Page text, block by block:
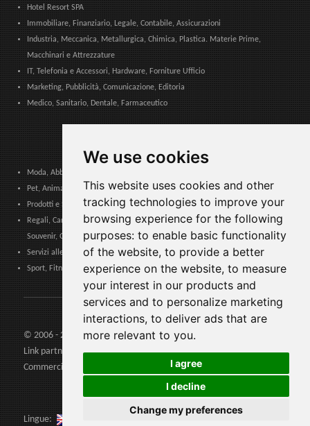
We use cookies
This website uses cookies and other
tracking technologies to improve your
browsing experience for the following
purposes: to enable basic functionality
of the website, to provide a better
experience on the website, to measure
your interest in our products and
services and to personalize marketing
interactions, to deliver ads that are
more relevant to you.
I agree
I decline
Change my preferences
Hotel Resort SPA
Immobiliare, Finanziario, Legale, Contabile, Assicurazioni
Industria, Meccanica, Metallurgica, Chimica, Plastica. Materie Prime,
Macchinari e Attrezzature
IT, Telefonia e Accessori, Hardware, Forniture Ufficio
Marketing, Pubblicità, Comunicazione, Editoria
Medico, Sanitario, Dentale, Farmaceutico
Moda, Abbigliamento, Accessori Moda, Calzature e Pelletteria
Pet, Animali, Veterinario
Prodotti e Servizi per Comunità, Pubbliche Amministrazioni ed Enti Locali
Regali, Cancelleria, Cartoleria, Articoli Tabacco, Sigarette elettroniche,
Souvenir, Giocattoli
Servizi alle Imprese, Logistica, Sicurezza Lavoro, Certificazioni, Formazione
Sport, Fitness, Tempo Libero. Prodotti, Materiali e Attrezzature
© 2006 - 2026 Agents24 - Partita Iva: IT03479460739
Link partners:
Agents24.com| QuiVenditori.com -Agenti di
Commercio
Lingue: